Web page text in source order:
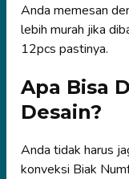
Anda memesan
lebih murah jika
12pcs pastinya.
Apa Bisa
Desain?
Anda tidak harus
konveksi Biak